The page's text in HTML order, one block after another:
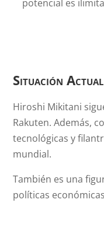
potencial es
Situación
Hiroshi Mikitani
Rakuten. Además,
tecnológicas y
mundial.
También es una
políticas